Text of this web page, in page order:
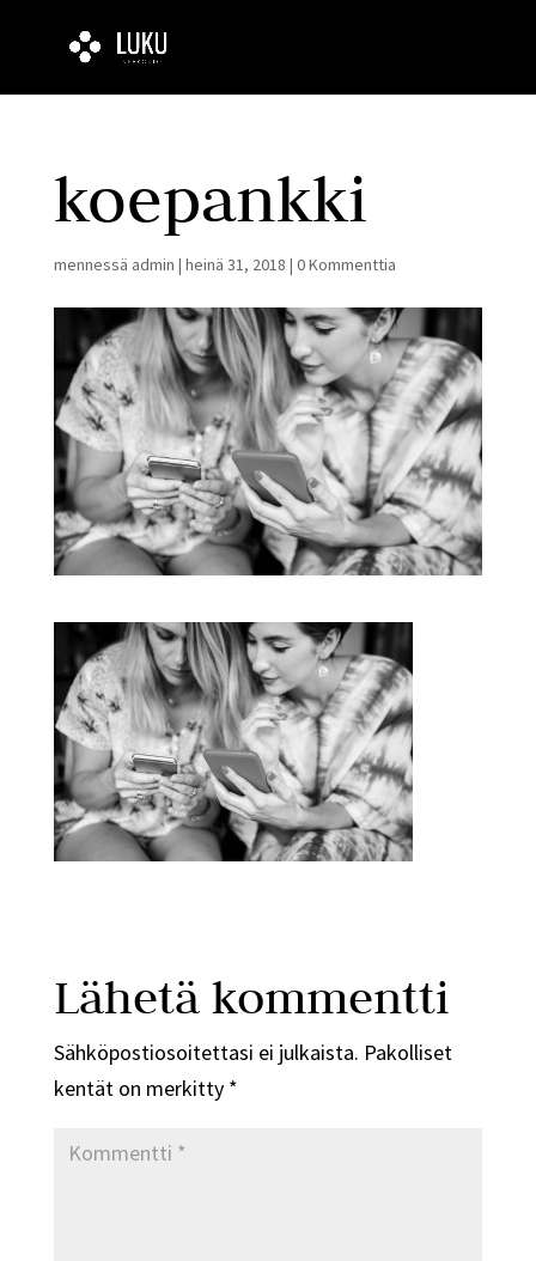
koepankki
mennessä admin | heinä 31, 2018 | 0 Kommenttia
Lähetä kommentti
Sähköpostiosoitettasi ei julkaista. Pakolliset
kentät on merkitty *